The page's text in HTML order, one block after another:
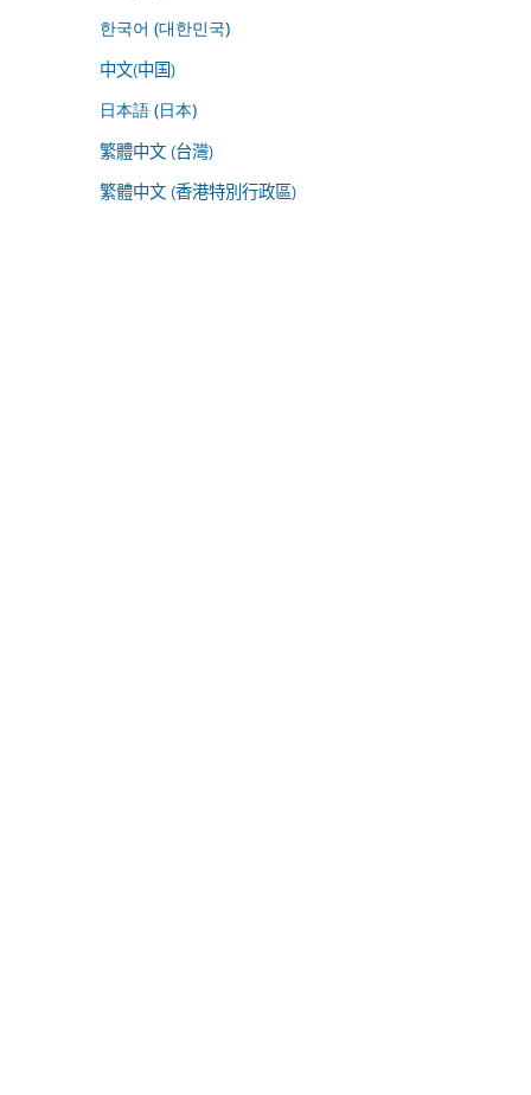
한국어 (대한민국)
中文(中国)
日本語 (日本)
繁體中文 (台灣)
繁體中文 (香港特別行政區)